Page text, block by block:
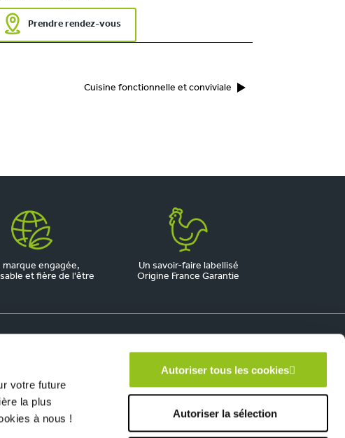
votre future
la plus
à nous !
Autoriser tous les cookies
Autoriser la sélection
Prendre rendez-vous
Cuisine fonctionnelle et conviviale
marque engagée,
et fière de l'être
Un savoir-faire labellisé
Origine France Garantie